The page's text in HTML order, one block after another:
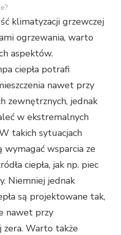
klimatyzacji grzewczej
ogrzewania, warto
aspektów.
ciepła potrafi
nawet przy
zewnętrznych, jednak
w ekstremalnych
takich sytuacjach
wsparcia ze
ciepła, jak np. piec
Niemniej jednak
są projektowane tak,
nawet przy
Warto także